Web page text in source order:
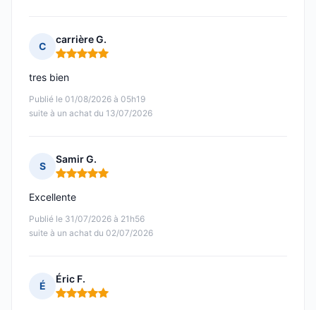
C
carrière G.
Note : 5 sur 5
Publié le 01/08/2026 à 05h19
suite à un achat du 13/07/2026
tres bien
S
Samir G.
Note : 5 sur 5
Publié le 31/07/2026 à 21h56
suite à un achat du 02/07/2026
Excellente
É
Éric F.
Note : 5 sur 5